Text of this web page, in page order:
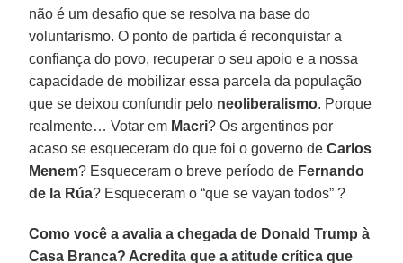
não é um desafio que se resolva na base do
voluntarismo. O ponto de partida é reconquistar a
confiança do povo, recuperar o seu apoio e a nossa
capacidade de mobilizar essa parcela da população
que se deixou confundir pelo neoliberalismo. Porque
realmente… Votar em Macri? Os argentinos por
acaso se esqueceram do que foi o governo deCarlos
Menem? Esqueceram o breve período de Fernando
de la Rúa? Esqueceram o “que se vayan todos” ?
Como você a avalia a chegada de Donald Trump à
Casa Branca? Acredita que a atitude crítica que